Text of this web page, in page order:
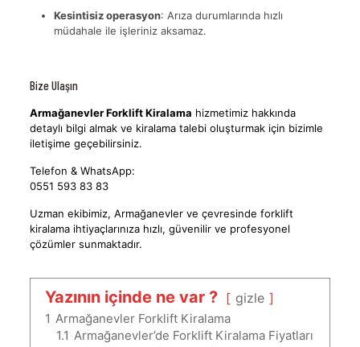
Kesintisiz operasyon: Arıza durumlarında hızlı
müdahale ile işleriniz aksamaz.
Bize Ulaşın
Armağanevler Forklift Kiralama hizmetimiz hakkında
detaylı bilgi almak ve kiralama talebi oluşturmak için bizimle
iletişime geçebilirsiniz.
Telefon & WhatsApp:
0551 593 83 83
Uzman ekibimiz, Armağanevler ve çevresinde forklift
kiralama ihtiyaçlarınıza hızlı, güvenilir ve profesyonel
çözümler sunmaktadır.
Yazının içinde ne var ? gizle
1 Armağanevler Forklift Kiralama
1.1 Armağanevler’de Forklift Kiralama Fiyatları